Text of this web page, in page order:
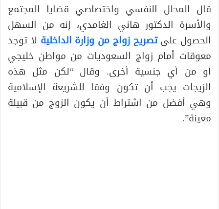
قال المحلل النفسي واختصاصي قضايا المجتمع
والأسرة الدكتور هاني الغامدي، إنه من السهل
الحصول علىتصريح زواج من وزارة الداخلية لا توجد
معوقات أمام زواج السعوديات من مواطن خليجي
أو من أي جنسية أخرى. وقال “لكن مثل هذه
الزيجات يجب أن تكون وفقا للشريعة الإسلامية
وهي أفضل من اشتراط أن يكون الزوج من قبيلة
معينة”.